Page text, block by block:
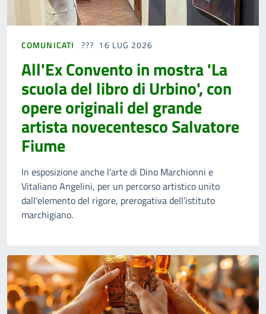
COMUNICATI 16 LUG 2026
All'Ex Convento in mostra 'La
scuola del libro di Urbino', con
opere originali del grande
artista novecentesco Salvatore
Fiume
In esposizione anche l'arte di Dino Marchionni e
Vitaliano Angelini, per un percorso artistico unito
dall'elemento del rigore, prerogativa dell'istituto
marchigiano.